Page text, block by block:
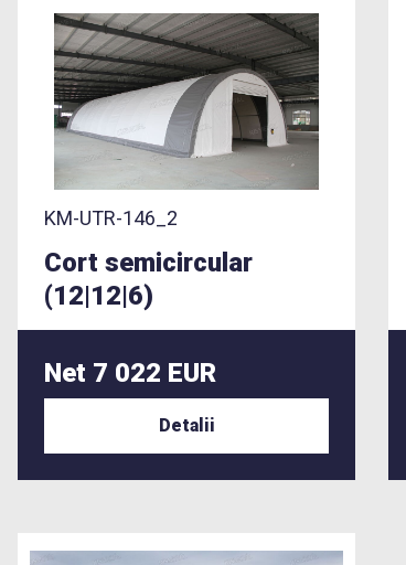
KM-UTR-146_2
Cort semicircular
(12|12|6)
Net 7 022 EUR
Detalii